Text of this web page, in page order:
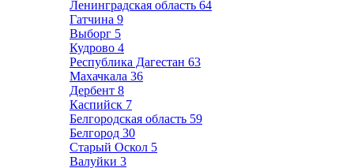
Ленинградская область 64
Гатчина 9
Выборг 5
Кудрово 4
Республика Дагестан 63
Махачкала 36
Дербент 8
Каспийск 7
Белгородская область 59
Белгород 30
Старый Оскол 5
Валуйки 3